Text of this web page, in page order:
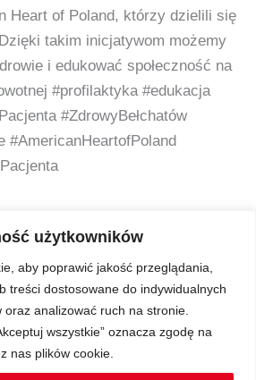
użytkowników
aby poprawić jakość przeglądania,
treści dostosowane do indywidualnych
analizować ruch na stronie.
wszystkie” oznacza zgodę na
nas plików cookie.
Heart of Poland, którzy dzielili się
takim inicjatywom możemy
i edukować społeczność na
#profilaktyka #edukacja
#ZdrowyBełchatów
#AmericanHeartofPoland
© 2026 Z Sercem do Pacjenta